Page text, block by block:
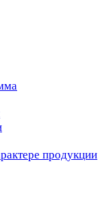
продукции